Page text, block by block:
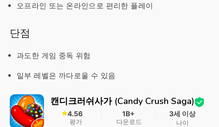
오프라인 또는 온라인으로 편리한 플레이
단점
과도한 게임 중독 위험
일부 레벨은 까다로울 수 있음
캔디크러쉬사가 (Candy Crush Saga)
4.56
평가
1B+
다운로드
3세 이상
나이